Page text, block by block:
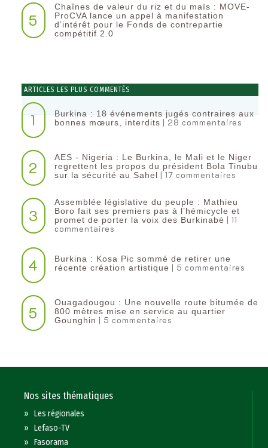
5
Chaînes de valeur du riz et du maïs : MOVE-
ProCVA lance un appel à manifestation
d’intérêt pour le Fonds de contrepartie
compétitif 2.0
ARTICLES LES PLUS COMMENTÉS
1
Burkina : 18 événements jugés contraires aux
bonnes mœurs, interdits | 28 commentaires
2
AES - Nigeria : Le Burkina, le Mali et le Niger
regrettent les propos du président Bola Tinubu
sur la sécurité au Sahel | 17 commentaires
3
Assemblée législative du peuple : Mathieu
Boro fait ses premiers pas à l’hémicycle et
promet de porter la voix des Burkinabè | 11
commentaires
4
Burkina : Kosa Pic sommé de retirer une
récente création artistique | 5 commentaires
5
Ouagadougou : Une nouvelle route bitumée de
800 mètres mise en service au quartier
Gounghin | 5 commentaires
Nos sites thématiques
»Les régionales
»Lefaso-TV
»Fasorama